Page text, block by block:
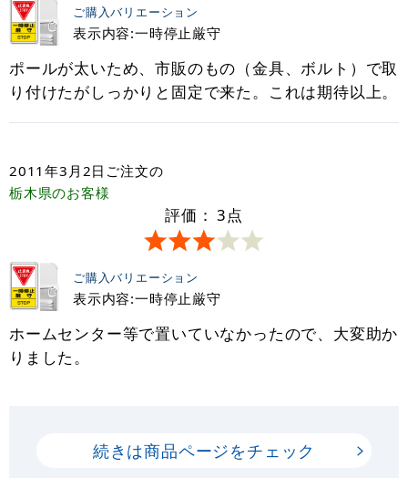
ご購入バリエーション
表示内容:一時停止厳守
ポールが太いため、市販のもの（金具、ボルト）で取
り付けたがしっかりと固定で来た。これは期待以上。
2011年3月2日 ご注文の
栃木県のお客様
評価： 3点
ご購入バリエーション
表示内容:一時停止厳守
ホームセンター等で置いていなかったので、大変助か
りました。
続きは商品ページをチェック